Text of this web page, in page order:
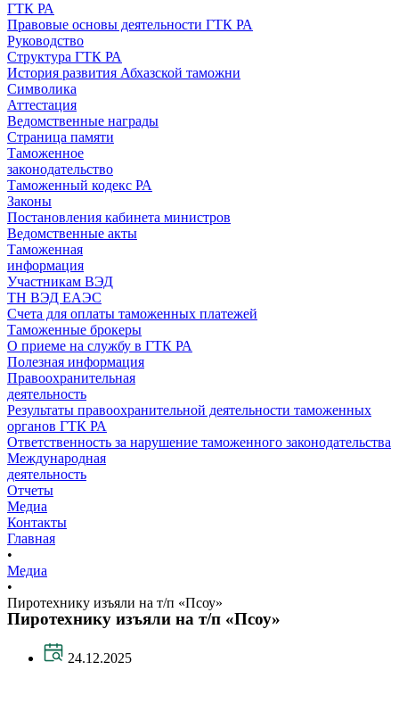
ГТК РА
Правовые основы деятельности ГТК РА
Руководство
Структура ГТК РА
История развития Абхазской таможни
Символика
Аттестация
Ведомственные награды
Страница памяти
Таможенное
законодательство
Таможенный кодекс РА
Законы
Постановления кабинета министров
Ведомственные акты
Таможенная
информация
Участникам ВЭД
ТН ВЭД ЕАЭС
Счета для оплаты таможенных платежей
Таможенные брокеры
О приеме на службу в ГТК РА
Полезная информация
Правоохранительная
деятельность
Результаты правоохранительной деятельности таможенных
органов ГТК РА
Ответственность за нарушение таможенного законодательства
Международная
деятельность
Отчеты
Медиа
Контакты
Главная
•
Медиа
•
Пиротехнику изъяли на т/п «Псоу»
Пиротехнику изъяли на т/п «Псоу»
24.12.2025